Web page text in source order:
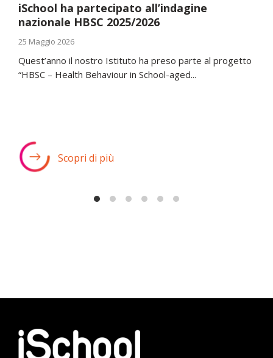
iSchool ha partecipato all’indagine
nazionale HBSC 2025/2026
25 Maggio 2026
Quest’anno il nostro Istituto ha preso parte al progetto
“HBSC – Health Behaviour in School-aged...
Scopri di più